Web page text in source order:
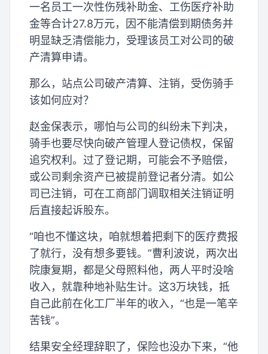
一名员工一次性伤残补助金、工伤医疗补助
金等合计27.8万元，因不能清偿到期债务并
明显缺乏清偿能力，受理该员工对公司的破
产清算申请。
那么，站点公司破产清算、注销，受伤骑手
该如何应对？
赵金保表示，哪怕与公司的纠纷未下判决，
骑手也要尽快向破产管理人登记债权，保留
追究权利。过了登记期，可能会不予赔偿，
或公司剩余资产已被提前登记者分清。如公
司已注销，可在工商部门调取相关注销证明
后直接起诉股东。
“咱也不懂这块，咱就想着把剩下的医疗费报
了就行，没有想多要钱。”曹利波说，两次出
院康复期，都是父母照料他，两人平时没啥
收入，就靠种地补贴生计。这3万块钱，抵
自己此前在化工厂半年的收入，“也是一笔辛
苦钱”。
结果安全经理辞职了，保险也没办下来，“他